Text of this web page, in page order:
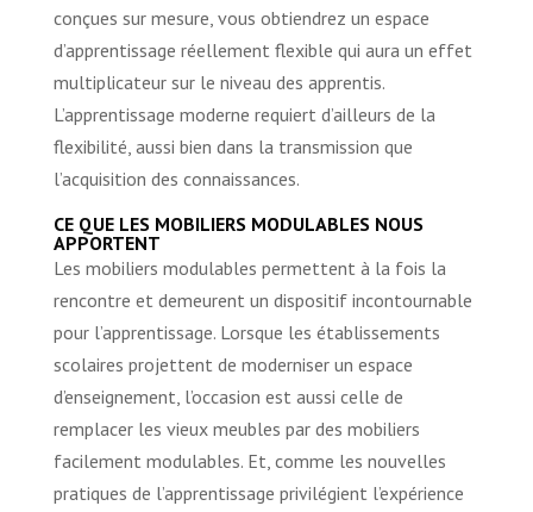
conçues sur mesure, vous obtiendrez un espace
d’apprentissage réellement flexible qui aura un effet
multiplicateur sur le niveau des apprentis.
L’apprentissage moderne requiert d’ailleurs de la
flexibilité, aussi bien dans la transmission que
l’acquisition des connaissances.
CE QUE LES MOBILIERS MODULABLES NOUS
APPORTENT
Les mobiliers modulables permettent à la fois la
rencontre et demeurent un dispositif incontournable
pour l’apprentissage. Lorsque les établissements
scolaires projettent de moderniser un espace
d’enseignement, l’occasion est aussi celle de
remplacer les vieux meubles par des mobiliers
facilement modulables. Et, comme les nouvelles
pratiques de l’apprentissage privilégient l’expérience